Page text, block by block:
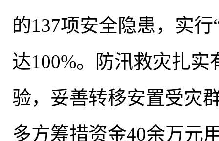
的137项安全隐患，实
达100%。防汛救灾扎实
验，妥善转移安置受灾
多方筹措资金40余万元